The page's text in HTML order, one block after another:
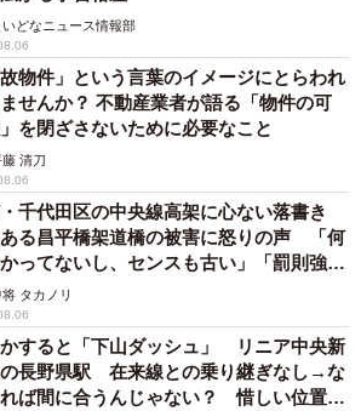
「ロボ？」大阪・梅田にそびえる物体の
を調査してみた結果…
トで自撮りしていたら、ガイドが「撮り
！」→ノリノリでポーズを取っていた
スマホを返してもらえない 「日本人は
表かも」「私は6時間で3万円払った」
前 晶子
のQRコードを添付して」社長をかたる
メール続々 社員を個人アカウントへ誘導
は不正送金…求められる「だまされる前
対策
二 かける